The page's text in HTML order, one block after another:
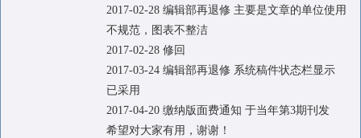
2017-02-28 编辑部再退修 主要是文章的单位使用
不规范，图表不整洁
2017-02-28 修回
2017-03-24 编辑部再退修 系统稿件状态栏显示
已采用
2017-04-20 缴纳版面费通知 于当年第3期刊发
希望对大家有用，谢谢！